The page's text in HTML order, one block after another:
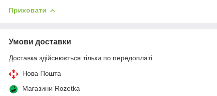
Приховати
Умови доставки
Доставка здійснюється тільки по передоплаті.
Нова Пошта
Магазини Rozetka